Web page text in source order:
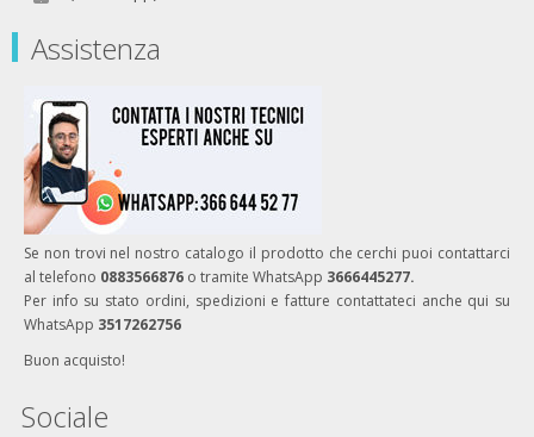
Assistenza
Se non trovi nel nostro catalogo il prodotto che cerchi puoi contattarci
al telefono 0883566876 o tramite WhatsApp 3666445277.
Per info su stato ordini, spedizioni e fatture contattateci anche qui su
WhatsApp 3517262756
Buon acquisto!
Sociale